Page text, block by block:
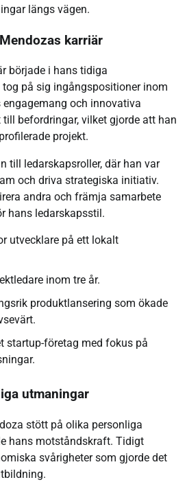
längs vägen.
karriär
började i hans tidiga
på sig ingångspositioner inom
och innovativa
befordringar, vilket gjorde att han
projekt.
till ledarskapsroller, där han var
och driva strategiska initiativ.
andra och främja samarbete
hans ledarskapsstil.
utvecklare på ett lokalt
inom tre år.
produktlansering som ökade
startup-företag med fokus på
utmaningar
stött på olika personliga
hans motståndskraft. Tidigt
svårigheter som gjorde det